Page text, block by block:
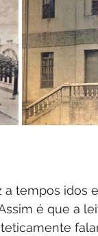
tempos idos
é que a